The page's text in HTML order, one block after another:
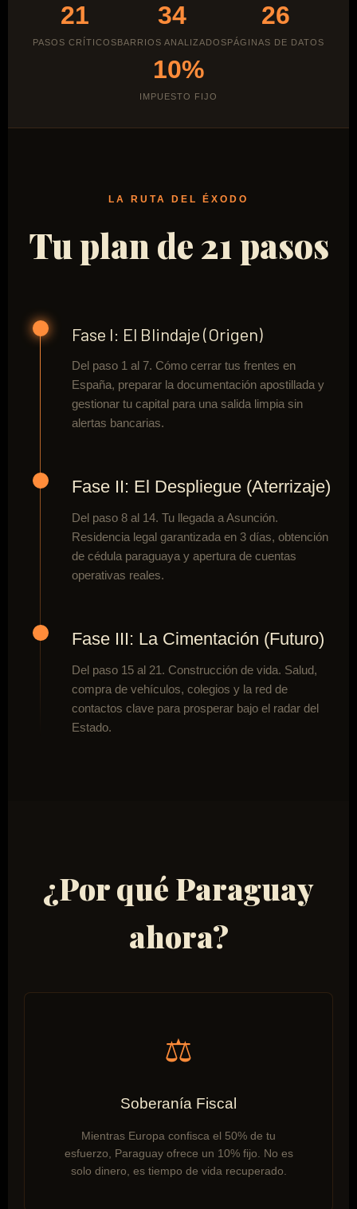
21
PASOS CRÍTICOS
34
BARRIOS ANALIZADOS
26
PÁGINAS DE DATOS
10%
IMPUESTO FIJO
LA RUTA DEL ÉXODO
Tu plan de 21 pasos
Fase I: El Blindaje (Origen)
Del paso 1 al 7. Cómo cerrar tus frentes en
España, preparar la documentación apostillada y
gestionar tu capital para una salida limpia sin
alertas bancarias.
Fase II: El Despliegue (Aterrizaje)
Del paso 8 al 14. Tu llegada a Asunción.
Residencia legal garantizada en 3 días, obtención
de cédula paraguaya y apertura de cuentas
operativas reales.
Fase III: La Cimentación (Futuro)
Del paso 15 al 21. Construcción de vida. Salud,
compra de vehículos, colegios y la red de
contactos clave para prosperar bajo el radar del
Estado.
¿Por qué Paraguay
ahora?
⚖️
Soberanía Fiscal
Mientras Europa confisca el 50% de tu
esfuerzo, Paraguay ofrece un 10% fijo. No es
solo dinero, es tiempo de vida recuperado.